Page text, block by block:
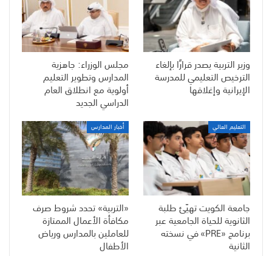
وزير التربية يصدر قرارًا بإلغاء
الترخيص التعليمي للمدرسة
الإيرانية وإغلاقها
مجلس الوزراء: جاهزية
المدارس وتطوير التعليم
أولوية مع انطلاق العام
الدراسي الجديد
التعليم العالي
جامعة الكويت تهيّئ طلبة
الثانوية للحياة الجامعية عبر
برنامج «PRE» في نسخته
الثانية
أخبار المدارس
«التربية» تحدد شروط صرف
مكافأة الأعمال الممتازة
للعاملين بالمدارس ورياض
الأطفال